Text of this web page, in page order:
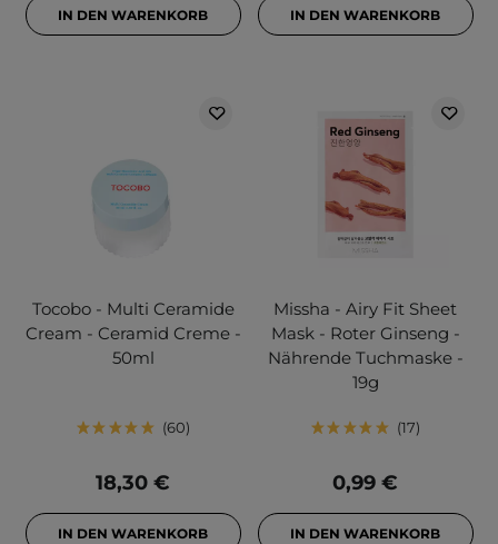
IN DEN WARENKORB IN DEN WARENKORB
Tocobo - Multi Ceramide
Cream - Ceramid Creme -
50ml
60
18,30 €
IN DEN WARENKORB
Missha - Airy Fit Sheet
Mask - Roter Ginseng -
Nährende Tuchmaske -
19g
17
0,99 €
IN DEN WARENKORB